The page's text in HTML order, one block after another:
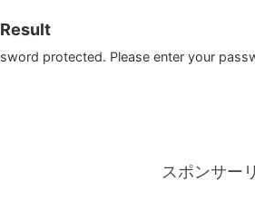
protected. Please enter your
スポンサー